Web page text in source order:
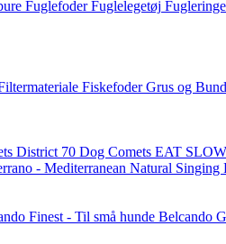
Fuglefoder Fuglelegetøj Fugleringe
Fiskefoder Grus og
District 70 Dog Comets EAT
- Mediterranean Natural Singing
Finest - Til små hunde Belcando